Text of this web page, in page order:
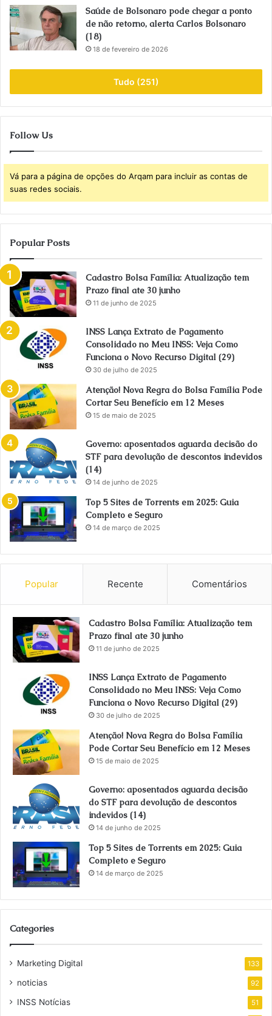
Saúde de Bolsonaro pode chegar a ponto
de não retorno, alerta Carlos Bolsonaro
(18)
18 de fevereiro de 2026
Tudo (251)
Follow Us
Vá para a página de opções do Arqam para incluir as contas de
suas redes sociais.
Popular Posts
Cadastro Bolsa Família: Atualização tem
Prazo final ate 30 junho
11 de junho de 2025
INSS Lança Extrato de Pagamento
Consolidado no Meu INSS: Veja Como
Funciona o Novo Recurso Digital (29)
30 de julho de 2025
Atenção! Nova Regra do Bolsa Família Pode
Cortar Seu Benefício em 12 Meses
15 de maio de 2025
Governo: aposentados aguarda decisão do
STF para devolução de descontos indevidos
(14)
14 de junho de 2025
Top 5 Sites de Torrents em 2025: Guia
Completo e Seguro
14 de março de 2025
Popular Recente Comentários
Cadastro Bolsa Família: Atualização tem
Prazo final ate 30 junho
11 de junho de 2025
INSS Lança Extrato de Pagamento
Consolidado no Meu INSS: Veja Como
Funciona o Novo Recurso Digital (29)
30 de julho de 2025
Atenção! Nova Regra do Bolsa Família
Pode Cortar Seu Benefício em 12 Meses
15 de maio de 2025
Governo: aposentados aguarda decisão
do STF para devolução de descontos
indevidos (14)
14 de junho de 2025
Top 5 Sites de Torrents em 2025: Guia
Completo e Seguro
14 de março de 2025
Categories
Marketing Digital 133
noticias 92
INSS Notícias 51